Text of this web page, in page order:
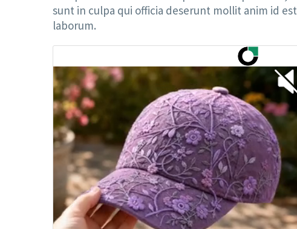
sunt in culpa qui officia deserunt mollit anim id est
laborum.